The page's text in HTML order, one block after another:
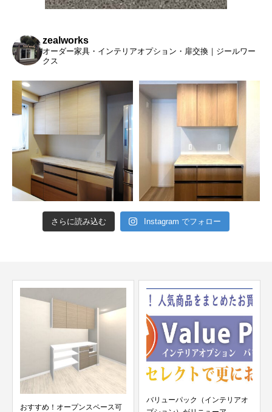
zealworks
オーダー家具・インテリアオプション・扉交換｜ジールワー
クス
さらに読み込む Instagram でフォロー
おすすめ！オープンスペース可
バリューパック（インテリアオ